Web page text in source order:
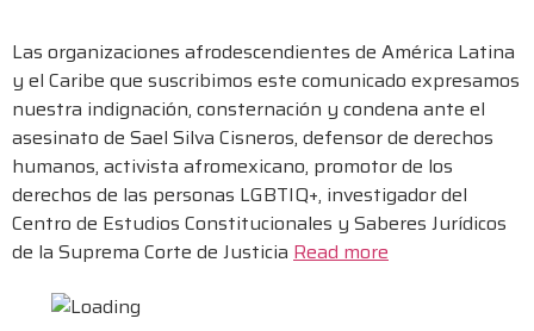
Las organizaciones afrodescendientes de América Latina
y el Caribe que suscribimos este comunicado expresamos
nuestra indignación, consternación y condena ante el
asesinato de Sael Silva Cisneros, defensor de derechos
humanos, activista afromexicano, promotor de los
derechos de las personas LGBTIQ+, investigador del
Centro de Estudios Constitucionales y Saberes Jurídicos
de la Suprema Corte de Justicia Read more